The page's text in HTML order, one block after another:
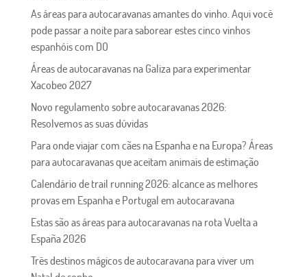
As áreas para autocaravanas amantes do vinho. Aqui você
pode passar a noite para saborear estes cinco vinhos
espanhóis com DO
Áreas de autocaravanas na Galiza para experimentar
Xacobeo 2027
Novo regulamento sobre autocaravanas 2026:
Resolvemos as suas dúvidas
Para onde viajar com cães na Espanha e na Europa? Áreas
para autocaravanas que aceitam animais de estimação
Calendário de trail running 2026: alcance as melhores
provas em Espanha e Portugal em autocaravana
Estas são as áreas para autocaravanas na rota Vuelta a
España 2026
Três destinos mágicos de autocaravana para viver um